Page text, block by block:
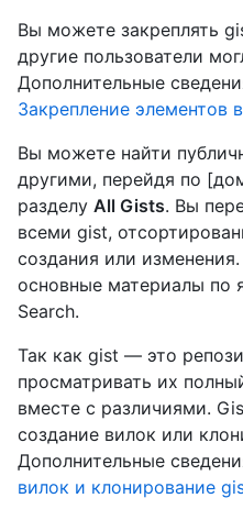
Вы можете закреплять
другие пользователи
Дополнительные
Закрепление элементов
Вы можете найти
другими, перейдя по
разделу All Gists. Вы
всеми gist,
создания или
основные материалы
Search.
Так как gist — это
просматривать их
вместе с различиями.
создание вилок или
Дополнительные
вилок и клонирование